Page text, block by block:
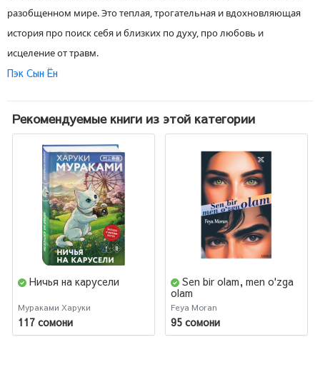
разобщенном мире. Это теплая, трогательная и вдохновляющая
история про поиск себя и близких по духу, про любовь и
исцеление от травм.
Книга станет чудесным подарком для взрослых и подростков – для
Пэк Сын Ён
Рекомендуемые книги из этой категории
Ничья на карусели
Мураками Харуки
117 сомони
Sen bir olam, men o'zga
olam
Feya Moran
95 сомони